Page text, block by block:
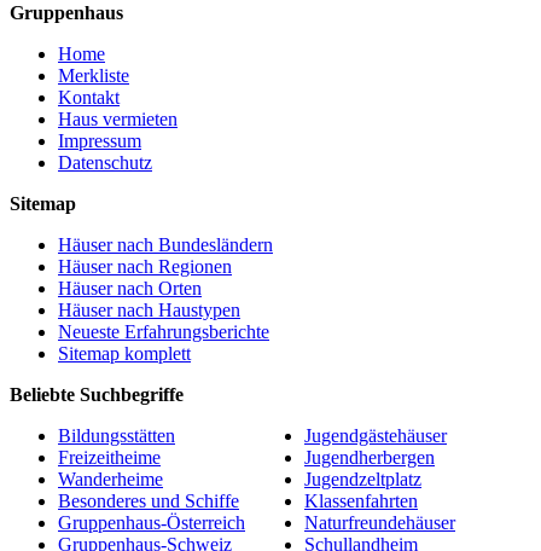
Gruppenhaus
Home
Merkliste
Kontakt
Haus vermieten
Impressum
Datenschutz
Sitemap
Häuser nach Bundesländern
Häuser nach Regionen
Häuser nach Orten
Häuser nach Haustypen
Neueste Erfahrungsberichte
Sitemap komplett
Beliebte Suchbegriffe
Bildungsstätten
Freizeitheime
Wanderheime
Besonderes und Schiffe
Gruppenhaus-Österreich
Gruppenhaus-Schweiz
Jugendgästehäuser
Jugendherbergen
Jugendzeltplatz
Klassenfahrten
Naturfreundehäuser
Schullandheim